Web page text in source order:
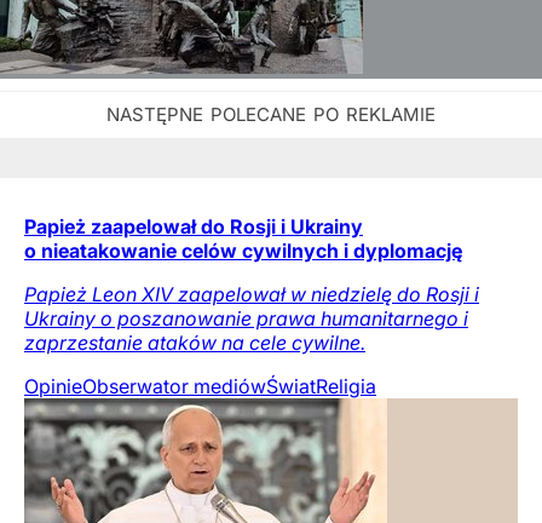
Papież zaapelował do Rosji i Ukrainy
o nieatakowanie celów cywilnych i dyplomację
Papież Leon XIV zaapelował w niedzielę do Rosji i
Ukrainy o poszanowanie prawa humanitarnego i
zaprzestanie ataków na cele cywilne.
OpinieObserwator mediówŚwiatReligia